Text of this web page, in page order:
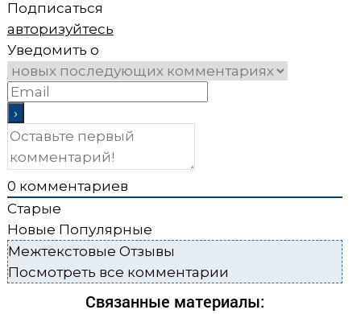
Подписаться
авторизуйтесь
Уведомить о
0 комментариев
Старые
Новые Популярные
Межтекстовые Отзывы
Посмотреть все комментарии
Связанные материалы: